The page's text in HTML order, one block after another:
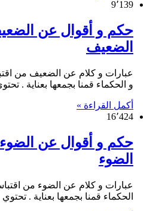
9٬139
الضعيف
عبارات و كلام عن الضعيف من
و الحكماء قمنا بجمعها بعناية .
أكمل القراءة »
16٬424
الضوء
عبارات و كلام عن الضوء من
الحكماء قمنا بجمعها بعناية . تحتوي